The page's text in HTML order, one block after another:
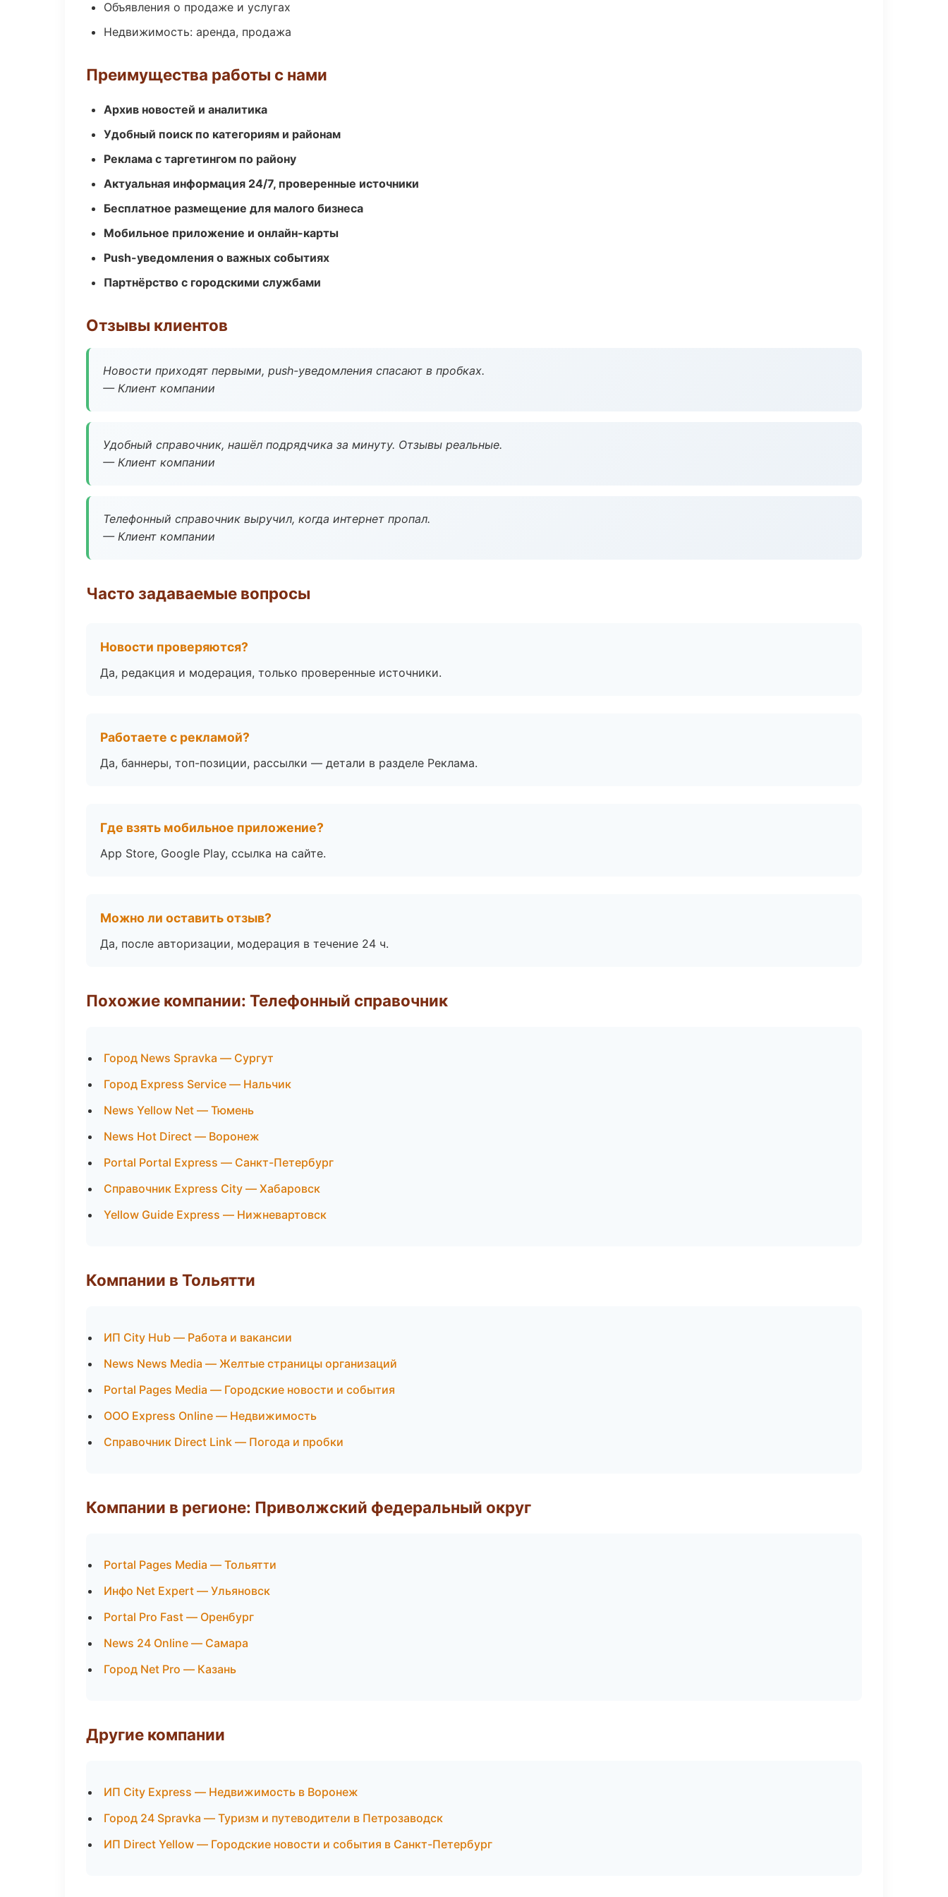
Объявления о продаже и услугах
Недвижимость: аренда, продажа
Преимущества работы с нами
Архив новостей и аналитика
Удобный поиск по категориям и районам
Реклама с таргетингом по району
Актуальная информация 24/7, проверенные источники
Бесплатное размещение для малого бизнеса
Мобильное приложение и онлайн-карты
Push-уведомления о важных событиях
Партнёрство с городскими службами
Отзывы клиентов
Новости приходят первыми, push-уведомления спасают в пробках.
— Клиент компании
Удобный справочник, нашёл подрядчика за минуту. Отзывы реальные.
— Клиент компании
Телефонный справочник выручил, когда интернет пропал.
— Клиент компании
Часто задаваемые вопросы
Новости проверяются?
Да, редакция и модерация, только проверенные источники.
Работаете с рекламой?
Да, баннеры, топ-позиции, рассылки — детали в разделе Реклама.
Где взять мобильное приложение?
App Store, Google Play, ссылка на сайте.
Можно ли оставить отзыв?
Да, после авторизации, модерация в течение 24 ч.
Похожие компании: Телефонный справочник
Город News Spravka — Сургут
Город Express Service — Нальчик
News Yellow Net — Тюмень
News Hot Direct — Воронеж
Portal Portal Express — Санкт-Петербург
Справочник Express City — Хабаровск
Yellow Guide Express — Нижневартовск
Компании в Тольятти
ИП City Hub — Работа и вакансии
News News Media — Желтые страницы организаций
Portal Pages Media — Городские новости и события
ООО Express Online — Недвижимость
Справочник Direct Link — Погода и пробки
Компании в регионе: Приволжский федеральный округ
Portal Pages Media — Тольятти
Инфо Net Expert — Ульяновск
Portal Pro Fast — Оренбург
News 24 Online — Самара
Город Net Pro — Казань
Другие компании
ИП City Express — Недвижимость в Воронеж
Город 24 Spravka — Туризм и путеводители в Петрозаводск
ИП Direct Yellow — Городские новости и события в Санкт-Петербург